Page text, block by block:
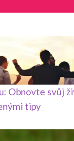
Obnovte svůj
tipy